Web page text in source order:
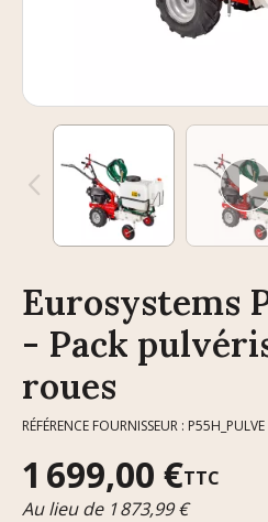
Eurosystems
- Pack
roues
RÉFÉRENCE FOURNISSEUR : P55H_PULVE
1 699,00 €TTC
Au lieu de 1 873,99 €